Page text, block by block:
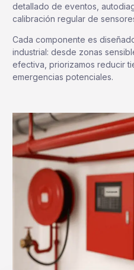
detallado de eventos,
calibración regular de
Cada componente es
industrial: desde zonas
efectiva, priorizamos reducir
emergencias potenciales.